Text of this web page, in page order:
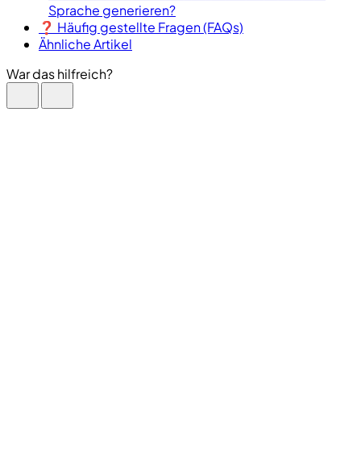
Sprache generieren?
❓ Häufig gestellte Fragen (FAQs)
Ähnliche Artikel
War das hilfreich?